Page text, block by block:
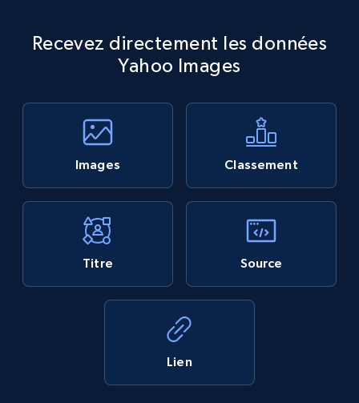
Recevez directement les données
Yahoo Images
Images Classement
Titre Source
Lien